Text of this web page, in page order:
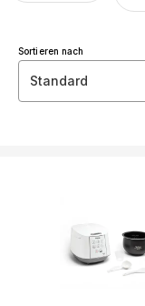
Sortieren nach
Standard